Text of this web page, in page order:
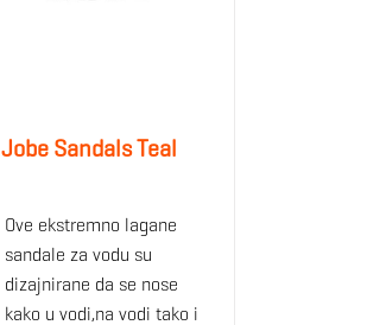
Jobe Sandals Teal
Ove ekstremno lagane
sandale za vodu su
dizajnirane da se nose
kako u vodi,na vodi tako i